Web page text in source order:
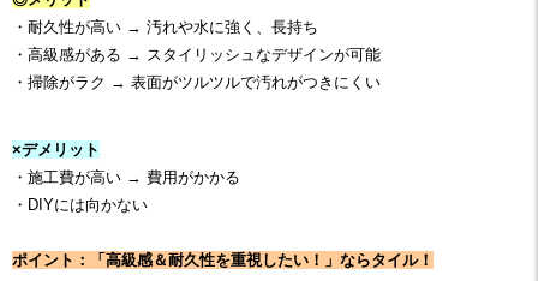
・耐久性が高い → 汚れや水に強く、長持ち
・高級感がある → スタイリッシュなデザインが可能
・掃除がラク → 表面がツルツルで汚れがつきにくい
×デメリット
・施工費が高い → 費用がかかる
・DIYには向かない
ポイント：「高級感＆耐久性を重視したい！」ならタイル！